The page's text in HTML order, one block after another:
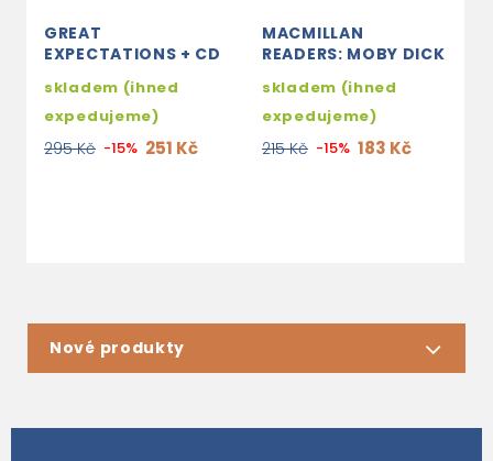
GREAT
EXPECTATIONS + CD
skladem (ihned
expedujeme)
295 Kč -15% 251 Kč
MACMILLAN
READERS: MOBY DICK
skladem (ihned
expedujeme)
215 Kč -15% 183 Kč
Nové produkty